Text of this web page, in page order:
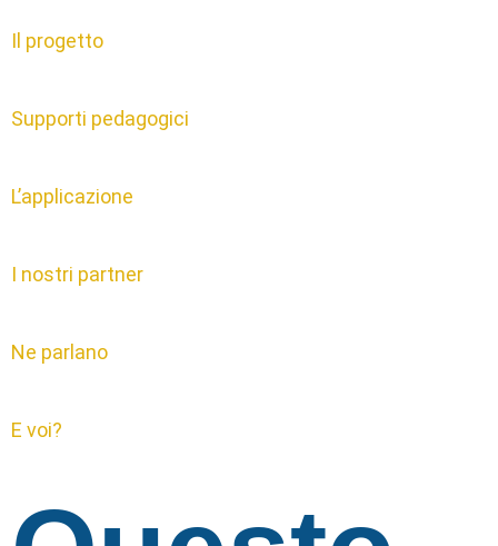
Il progetto
Supporti pedagogici
L’applicazione
I nostri partner
Ne parlano
E voi?